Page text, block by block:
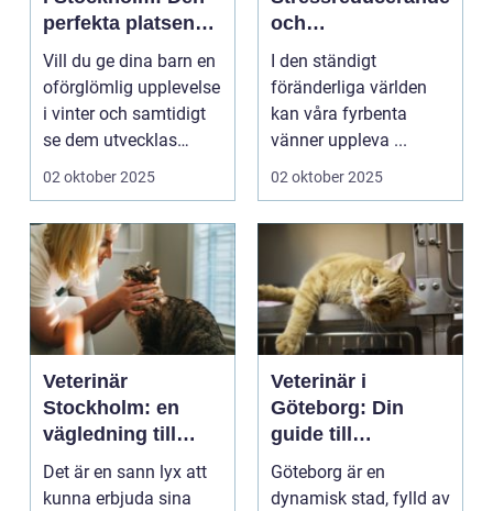
perfekta platsen
för små blivande
skidåkare
Vill du ge dina barn en
oförglömlig upplevelse
i vinter och samtidigt
se dem utvecklas
p&a...
02 oktober 2025
och
ångestdämpande
hundhalsband
I den ständigt
föränderliga världen
kan våra fyrbenta
vänner uppleva ...
02 oktober 2025
Veterinär
Stockholm: en
vägledning till
vård i hemmiljö
Det är en sann lyx att
kunna erbjuda sina
Veterinär i
Göteborg: Din
guide till
djursjukvård
Göteborg är en
dynamisk stad, fylld av